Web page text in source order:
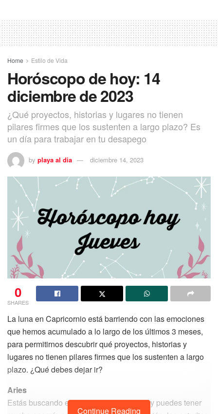
Home Estilo de Vida
Horóscopo de hoy: 14
diciembre de 2023
¿Qué proyectos, historias y lugares no tienen
pilares firmes que los sustenten a largo plazo? Es
un día para trabajar en tu desapego
by playa al dia diciembre 14, 2023
0
SHARES
La luna en Capricornio está barriendo con las emociones
que hemos acumulado a lo largo de los últimos 3 meses,
para permitirnos descubrir qué proyectos, historias y
lugares no tienen pilares firmes que los sustenten a largo
plazo. ¿Qué debes dejar ir?
Aries
Estás buscando expandir tus actividades y puedes tener
Continue Reading